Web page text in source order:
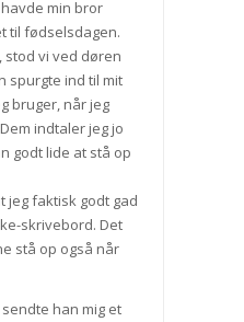
min bror
til fødselsdagen.
stod vi ved døren
spurgte ind til mit
bruger, når jeg
indtaler jeg jo
godt lide at stå op
jeg faktisk godt gad
skrivebord. Det
stå op også når
han mig et